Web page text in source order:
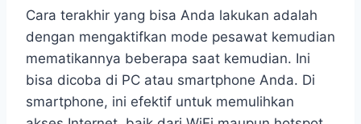
Cara terakhir yang bisa Anda lakukan adalah
dengan mengaktifkan mode pesawat kemudian
mematikannya beberapa saat kemudian. Ini
bisa dicoba di PC atau smartphone Anda. Di
smartphone, ini efektif untuk memulihkan